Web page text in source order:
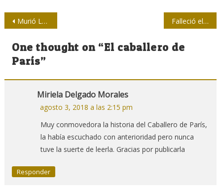
Navegación
de
entradas
Murió Lázaro Fernández, el más antiguo colaborador del dedeté Falleció el periodista Pedro Hernández Soto
One thought on “El caballero de
París”
Miriela Delgado Morales
agosto 3, 2018 a las 2:15 pm
Muy conmovedora la historia del Caballero de París,
la había escuchado con anterioridad pero nunca
tuve la suerte de leerla. Gracias por publicarla
Responder